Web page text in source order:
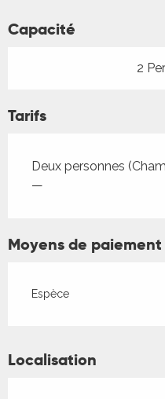
Capacité
2
Tarifs
Tarifs 2026
Deux personnes
—
Moyens de paiement
Espèce
Localisation